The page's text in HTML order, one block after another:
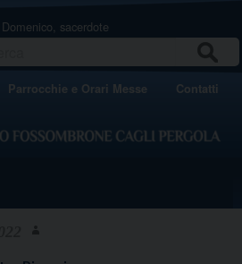
sacerdote
Parrocchie e Orari Messe Contatti